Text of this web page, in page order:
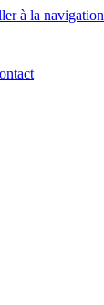
à la navigation